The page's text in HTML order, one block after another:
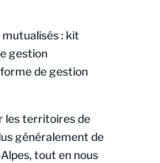
: kit
gestion
de gestion
les territoires de
généralement de
tout en nous